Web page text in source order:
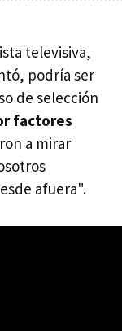
televisiva,
podría ser
de selección
factores
a mirar
afuera".